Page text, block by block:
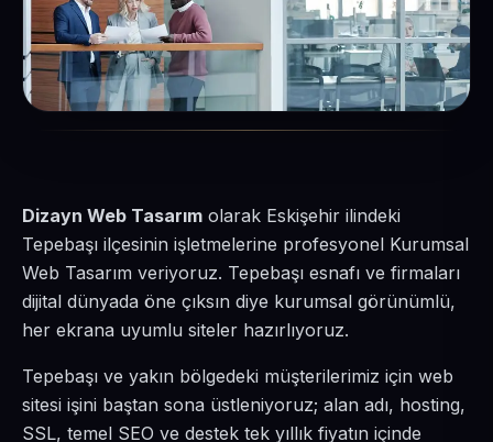
Dizayn Web Tasarım olarak Eskişehir ilindeki
Tepebaşı ilçesinin işletmelerine profesyonel Kurumsal
Web Tasarım veriyoruz. Tepebaşı esnafı ve firmaları
dijital dünyada öne çıksın diye kurumsal görünümlü,
her ekrana uyumlu siteler hazırlıyoruz.
Tepebaşı ve yakın bölgedeki müşterilerimiz için web
sitesi işini baştan sona üstleniyoruz; alan adı, hosting,
SSL, temel SEO ve destek tek yıllık fiyatın içinde